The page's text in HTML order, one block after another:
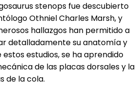
stenops fue descubierto
Othniel Charles Marsh, y
hallazgos han permitido a
detalladamente su anatomía y
estudios, se ha aprendido
de las placas dorsales y la
de la cola.